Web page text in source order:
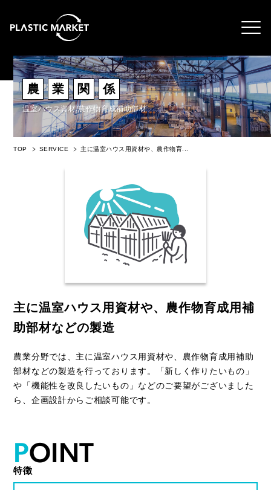
農 業 関 係
温室ハウス資材/農作物育成補助部材
TOP SERVICE 主に温室ハウス用資材や、農作物育...
主に温室ハウス用資材や、農作物育成用補
助部材などの製造
農業分野では、主に温室ハウス用資材や、農作物育成用補助
部材などの製造を行っております。「新しく作りたいもの」
や「機能性を改良したいもの」などのご要望がございました
ら、企画設計からご相談可能です。
POINT
特徴